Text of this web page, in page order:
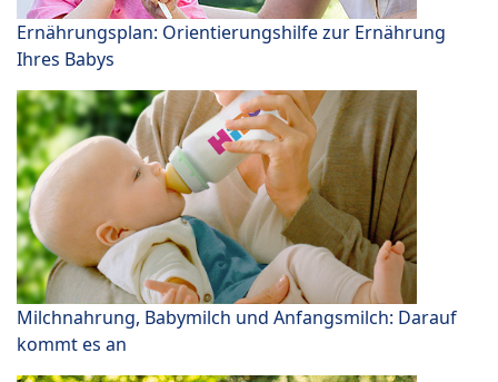
Ernährungsplan: Orientierungshilfe zur Ernährung
Ihres Babys
Milchnahrung, Babymilch und Anfangsmilch: Darauf
kommt es an